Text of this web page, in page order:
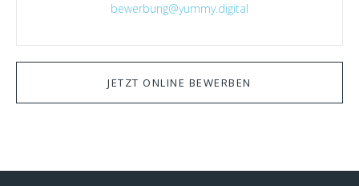
bewerbung@yummy.digital
JETZT ONLINE BEWERBEN